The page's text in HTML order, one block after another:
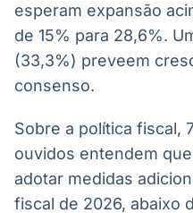
esperam expansão
de 15% para 28,6%.
(33,3%) preveem
consenso.
Sobre a política fiscal,
ouvidos entendem
adotar medidas
fiscal de 2026, abaixo